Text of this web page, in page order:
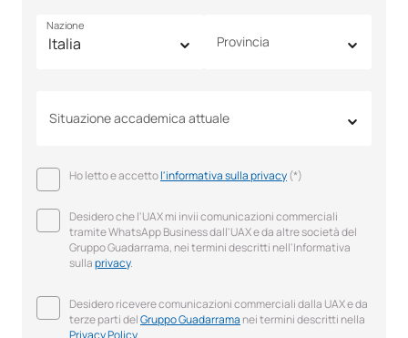
Nazione
Provincia
Situazione accademica attuale
Ho letto e accettol'informativa sulla privacy(*)
Desidero che l'UAX mi invii comunicazioni commerciali
tramite WhatsApp Business dall'UAX e da altre società del
Gruppo Guadarrama, nei termini descritti nell'Informativa
sullaprivacy.
Desidero ricevere comunicazioni commerciali dalla UAX e da
terze parti delGruppo Guadarrama nei termini descritti nella
Privacy Policy.